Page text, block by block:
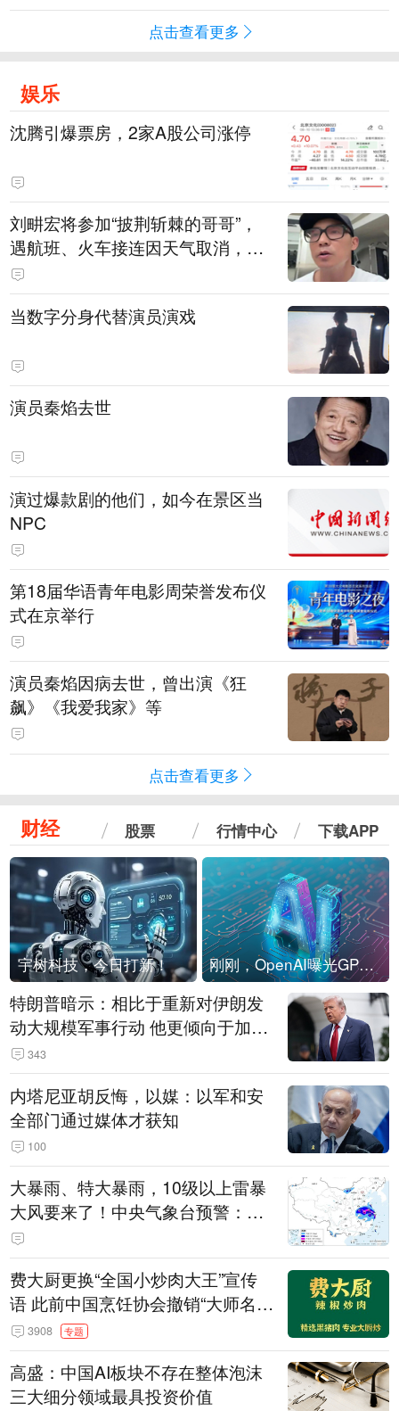
点击查看更多
娱乐
沈腾引爆票房，2家A股公司涨停
刘畊宏将参加“披荆斩棘的哥哥”，
遇航班、火车接连因天气取消，本
人回应：录节目太披荆斩棘了，还
得先乘风破浪
当数字分身代替演员演戏
演员秦焰去世
演过爆款剧的他们，如今在景区当
NPC
第18届华语青年电影周荣誉发布仪
式在京举行
演员秦焰因病去世，曾出演《狂
飙》《我爱我家》等
点击查看更多
财经 股票 行情中心 下载APP
宇树科技，今日打新！ 刚刚，OpenAI曝光GPT-6！传10万亿参数，8月强行发布
特朗普暗示：相比于重新对伊朗发
动大规模军事行动 他更倾向于加大
经济施压
343
内塔尼亚胡反悔，以媒：以军和安
全部门通过媒体才获知
100
大暴雨、特大暴雨，10级以上雷暴
大风要来了！中央气象台预警：今
天到明天，浙江、安徽有特大暴雨
费大厨更换“全国小炒肉大王”宣传
语 此前中国烹饪协会撤销“大师名
师”等称号
3908 专题
高盛：中国AI板块不存在整体泡沫
三大细分领域最具投资价值